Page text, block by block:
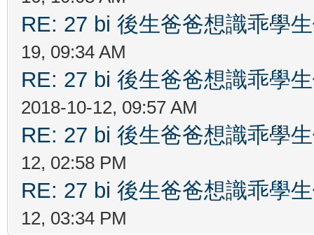
RE: 27 bi 後生爸爸想識乖學
19, 09:34 AM
RE: 27 bi 後生爸爸想識乖學
2018-10-12, 09:57 AM
RE: 27 bi 後生爸爸想識乖學
12, 02:58 PM
RE: 27 bi 後生爸爸想識乖學
12, 03:34 PM